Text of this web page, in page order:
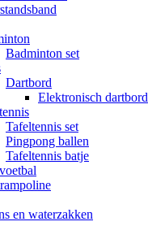
Badminton set
Dartbord
Elektronisch dartbord
Tafeltennis set
Pingpong ballen
Tafeltennis batje
en waterzakken